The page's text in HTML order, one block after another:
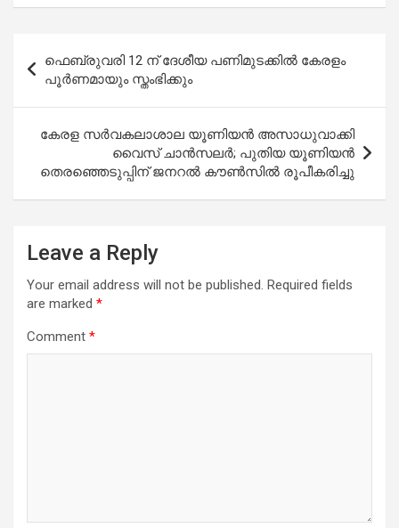
ce
o
o
k
at
A
p
p
tt
er
ail ar
e
navigation
ഫെബ്രുവരി 12 ന് ദേശീയ പണിമുടക്കില്‍ കേരളം
പൂര്‍ണമായും സ്തംഭിക്കും
കേരള സർവകലാശാല യൂണിയൻ അസാധുവാക്കി
വൈസ് ചാൻസലർ; പുതിയ യൂണിയൻ
തെരഞ്ഞെടുപ്പിന് ജനറൽ കൗൺസിൽ രൂപീകരിച്ചു
Leave a Reply
Your email address will not be published. Required fields
are marked *
Comment *